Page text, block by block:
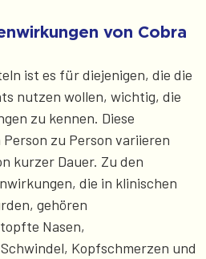
von Cobra
ist es für diejenigen, die die
nutzen wollen, wichtig, die
zu kennen. Diese
zu Person variieren
kurzer Dauer. Zu den
die in klinischen
gehören
Nasen,
Kopfschmerzen und